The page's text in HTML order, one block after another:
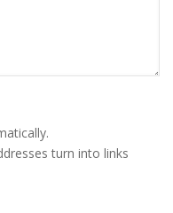
turn into links